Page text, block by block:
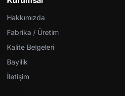
Hakkımızda
Fabrika / Üretim
Kalite Belgeleri
Bayilik
İletişim